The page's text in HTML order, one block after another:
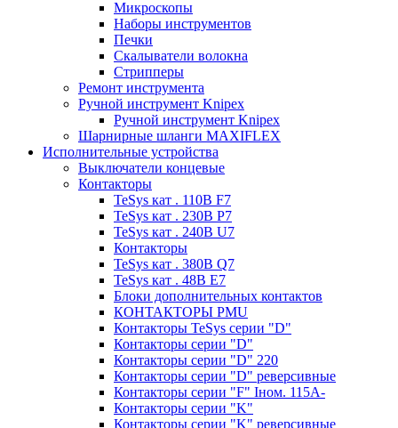
Микроскопы
Наборы инструментов
Печки
Скалыватели волокна
Стрипперы
Ремонт инструмента
Ручной инструмент Knipex
Ручной инструмент Knipex
Шарнирные шланги MAXIFLEX
Исполнительные устройства
Выключатели концевые
Контакторы
TeSys кат . 110В F7
TeSys кат . 230В P7
TeSys кат . 240В U7
Контакторы
TeSys кат . 380В Q7
TeSys кат . 48В E7
Блоки дополнительных контактов
КОНТАКТОРЫ PMU
Контакторы TeSys серии "D"
Контакторы серии "D"
Контакторы серии "D" 220
Контакторы серии "D" реверсивные
Контакторы серии "F" Iном. 115А-
Контакторы серии "K"
Контакторы серии "K" реверсивные